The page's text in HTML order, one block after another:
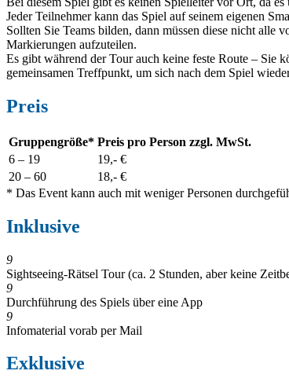
Jeder Teilnehmer kann das Spiel auf seinem eigenen
Sollten Sie Teams bilden, dann müssen diese nicht alle
Markierungen aufzuteilen.
Es gibt während der Tour auch keine feste Route – Sie
gemeinsamen Treffpunkt, um sich nach dem Spiel
Preis
Gruppengröße* Preis pro Person zzgl. MwSt.
6 – 19
19,- €
20 – 60
18,- €
* Das Event kann auch mit weniger Personen
Inklusive
9
Sightseeing-Rätsel Tour (ca. 2 Stunden, aber keine
9
Durchführung des Spiels über eine App
9
Infomaterial vorab per Mail
Exklusive